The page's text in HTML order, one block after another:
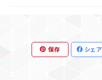
保存 シェア